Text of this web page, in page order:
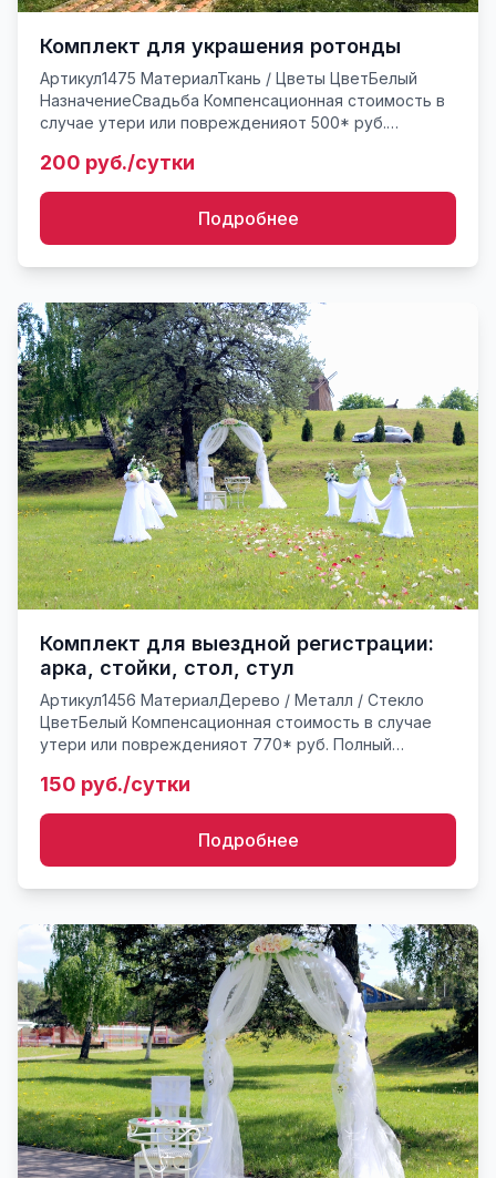
Комплект для украшения ротонды
Артикул1475 МатериалТкань / Цветы ЦветБелый
НазначениеСвадьба Компенсационная стоимость в
случае утери или поврежденияот 500* руб.
вы захотели сами укр...
200 руб./сутки
Подробнее
Комплект для выездной регистрации:
арка, стойки, стол, стул
Артикул1456 МатериалДерево / Металл / Стекло
ЦветБелый Компенсационная стоимость в случае
утери или поврежденияот 770* руб. Полный
мателлическая арка из...
150 руб./сутки
Подробнее